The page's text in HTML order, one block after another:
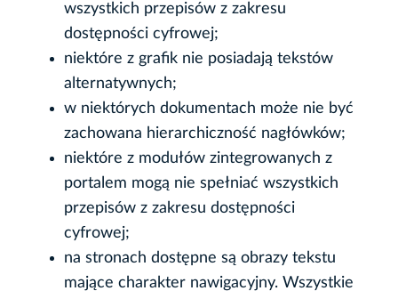
wszystkich przepisów z zakresu
dostępności cyfrowej;
niektóre z grafik nie posiadają tekstów
alternatywnych;
w niektórych dokumentach może nie być
zachowana hierarchiczność nagłówków;
niektóre z modułów zintegrowanych z
portalem mogą nie spełniać wszystkich
przepisów z zakresu dostępności
cyfrowej;
na stronach dostępne są obrazy tekstu
mające charakter nawigacyjny. Wszystkie